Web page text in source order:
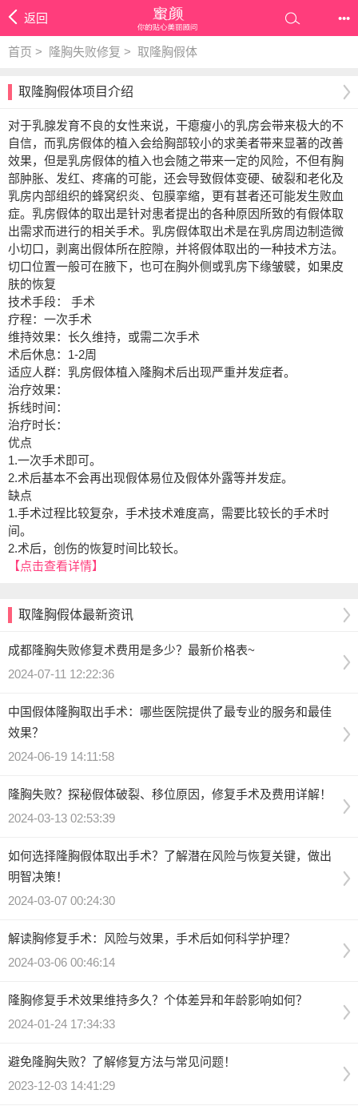
返回 •••
首页 > 隆胸失败修复 > 取隆胸假体
取隆胸假体项目介绍
对于乳腺发育不良的女性来说，干瘪瘦小的乳房会带来极大的不
自信，而乳房假体的植入会给胸部较小的求美者带来显著的改善
效果，但是乳房假体的植入也会随之带来一定的风险，不但有胸
部肿胀、发红、疼痛的可能，还会导致假体变硬、破裂和老化及
乳房内部组织的蜂窝织炎、包膜挛缩，更有甚者还可能发生败血
症。乳房假体的取出是针对患者提出的各种原因所致的有假体取
出需求而进行的相关手术。乳房假体取出术是在乳房周边制造微
小切口，剥离出假体所在腔隙，并将假体取出的一种技术方法。
切口位置一般可在腋下，也可在胸外侧或乳房下缘皱襞，如果皮
肤的恢复
技术手段： 手术
疗程：一次手术
维持效果：长久维持，或需二次手术
术后休息：1-2周
适应人群：乳房假体植入隆胸术后出现严重并发症者。
治疗效果：
拆线时间：
治疗时长：
优点
1.一次手术即可。
2.术后基本不会再出现假体易位及假体外露等并发症。
缺点
1.手术过程比较复杂，手术技术难度高，需要比较长的手术时
间。
2.术后，创伤的恢复时间比较长。
【点击查看详情】
取隆胸假体最新资讯
成都隆胸失败修复术费用是多少？最新价格表~
2024-07-11 12:22:36
中国假体隆胸取出手术：哪些医院提供了最专业的服务和最佳
效果？
2024-06-19 14:11:58
隆胸失败？探秘假体破裂、移位原因，修复手术及费用详解！
2024-03-13 02:53:39
如何选择隆胸假体取出手术？了解潜在风险与恢复关键，做出
明智决策！
2024-03-07 00:24:30
解读胸修复手术：风险与效果，手术后如何科学护理？
2024-03-06 00:46:14
隆胸修复手术效果维持多久？个体差异和年龄影响如何？
2024-01-24 17:34:33
避免隆胸失败？了解修复方法与常见问题！
2023-12-03 14:41:29